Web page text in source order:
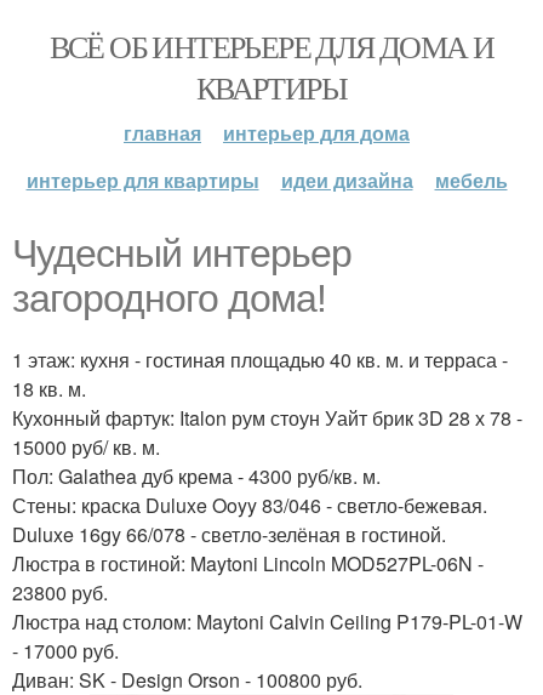
ВСЁ ОБ ИНТЕРЬЕРЕ ДЛЯ ДОМА И
КВАРТИРЫ
главная
интерьер для дома
интерьер для квартиры
идеи дизайна мебель
Чудесный интерьер
загородного дома!
1 этаж: кухня - гостиная площадью 40 кв. м. и терраса -
18 кв. м.
Кухонный фартук: Italon рум стоун Уайт брик 3D 28 х 78 -
15000 руб/ кв. м.
Пол: Galathea дуб крема - 4300 руб/кв. м.
Стены: краска Duluxe Ooyy 83/046 - светло-бежевая.
Duluxe 16gy 66/078 - светло-зелёная в гостиной.
Люстра в гостиной: Maytoni Lincoln MOD527PL-06N -
23800 руб.
Люстра над столом: Maytoni Calvin Ceiling P179-PL-01-W
- 17000 руб.
Диван: SK - Design Orson - 100800 руб.